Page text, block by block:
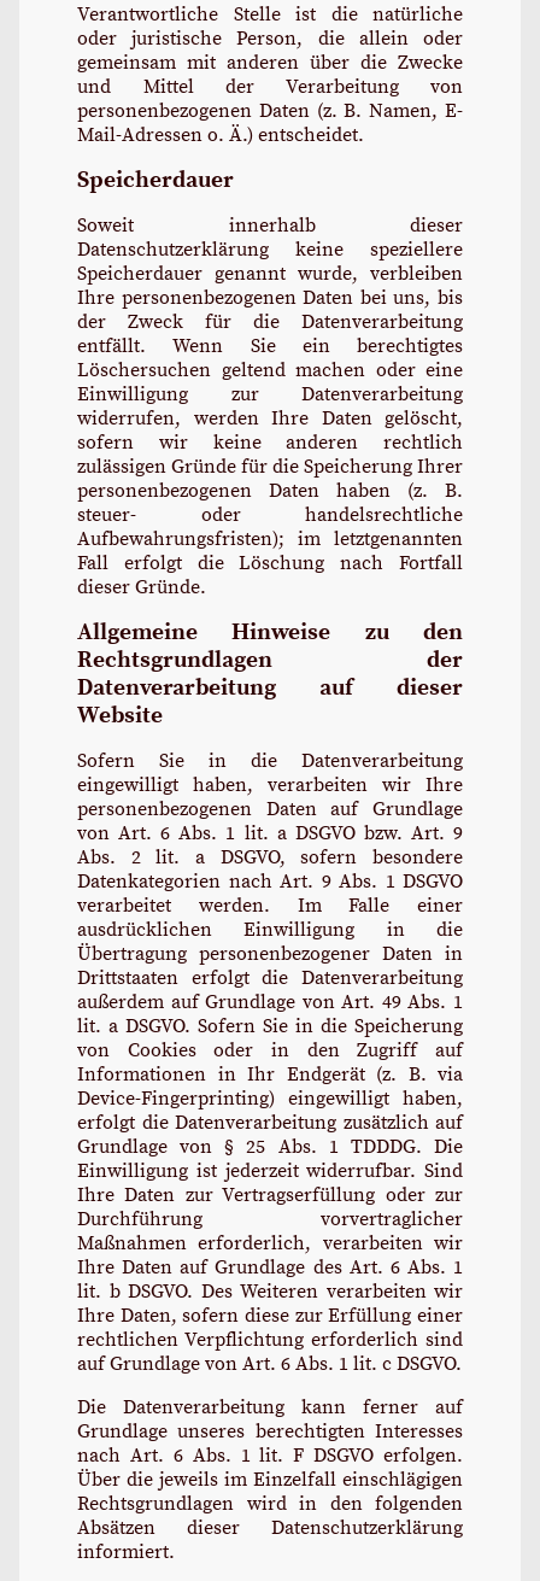
Verantwortliche Stelle ist die natürliche
oder juristische Person, die allein oder
gemeinsam mit anderen über die Zwecke
und Mittel der Verarbeitung von
personenbezogenen Daten (z. B. Namen, E-
Mail-Adressen o. Ä.) entscheidet.
Speicherdauer
Soweit innerhalb dieser
Datenschutzerklärung keine speziellere
Speicherdauer genannt wurde, verbleiben
Ihre personenbezogenen Daten bei uns, bis
der Zweck für die Datenverarbeitung
entfällt. Wenn Sie ein berechtigtes
Löschersuchen geltend machen oder eine
Einwilligung zur Datenverarbeitung
widerrufen, werden Ihre Daten gelöscht,
sofern wir keine anderen rechtlich
zulässigen Gründe für die Speicherung Ihrer
personenbezogenen Daten haben (z. B.
steuer- oder handelsrechtliche
Aufbewahrungsfristen); im letztgenannten
Fall erfolgt die Löschung nach Fortfall
dieser Gründe.
Allgemeine Hinweise zu den
Rechtsgrundlagen der
Datenverarbeitung auf dieser
Website
Sofern Sie in die Datenverarbeitung
eingewilligt haben, verarbeiten wir Ihre
personenbezogenen Daten auf Grundlage
von Art. 6 Abs. 1 lit. a DSGVO bzw. Art. 9
Abs. 2 lit. a DSGVO, sofern besondere
Datenkategorien nach Art. 9 Abs. 1 DSGVO
verarbeitet werden. Im Falle einer
ausdrücklichen Einwilligung in die
Übertragung personenbezogener Daten in
Drittstaaten erfolgt die Datenverarbeitung
außerdem auf Grundlage von Art. 49 Abs. 1
lit. a DSGVO. Sofern Sie in die Speicherung
von Cookies oder in den Zugriff auf
Informationen in Ihr Endgerät (z. B. via
Device-Fingerprinting) eingewilligt haben,
erfolgt die Datenverarbeitung zusätzlich auf
Grundlage von § 25 Abs. 1 TDDDG. Die
Einwilligung ist jederzeit widerrufbar. Sind
Ihre Daten zur Vertragserfüllung oder zur
Durchführung vorvertraglicher
Maßnahmen erforderlich, verarbeiten wir
Ihre Daten auf Grundlage des Art. 6 Abs. 1
lit. b DSGVO. Des Weiteren verarbeiten wir
Ihre Daten, sofern diese zur Erfüllung einer
rechtlichen Verpflichtung erforderlich sind
auf Grundlage von Art. 6 Abs. 1 lit. c DSGVO.
Die Datenverarbeitung kann ferner auf
Grundlage unseres berechtigten Interesses
nach Art. 6 Abs. 1 lit. F DSGVO erfolgen.
Über die jeweils im Einzelfall einschlägigen
Rechtsgrundlagen wird in den folgenden
Absätzen dieser Datenschutzerklärung
informiert.